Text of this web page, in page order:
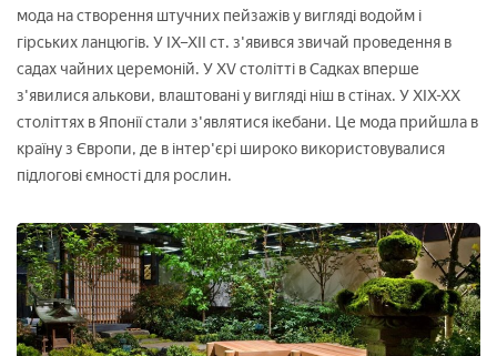
мода на створення штучних пейзажів у вигляді водойм і
гірських ланцюгів. У IX–XII ст. з'явився звичай проведення в
садах чайних церемоній. У XV столітті в Садках вперше
з'явилися алькови, влаштовані у вигляді ніш в стінах. У XIX-XX
століттях в Японії стали з'являтися ікебани. Це мода прийшла в
країну з Європи, де в інтер'єрі широко використовувалися
підлогові ємності для рослин.